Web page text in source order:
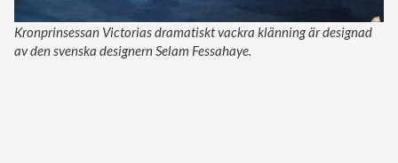
Kronprinsessan Victorias dramatiskt vackra klänning är designad
av den svenska designern Selam Fessahaye.